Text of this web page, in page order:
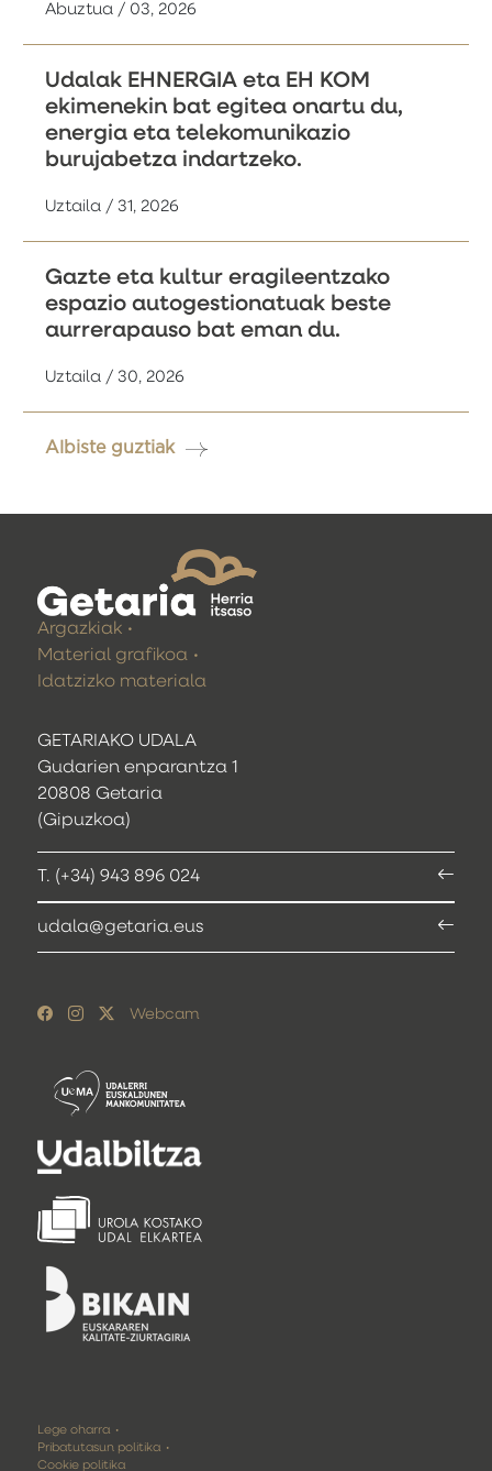
Abuztua / 03, 2026
Udalak EHNERGIA eta EH KOM
ekimenekin bat egitea onartu du,
energia eta telekomunikazio
burujabetza indartzeko.
Uztaila / 31, 2026
Gazte eta kultur eragileentzako
espazio autogestionatuak beste
aurrerapauso bat eman du.
Uztaila / 30, 2026
Albiste guztiak
GETARIAKO UDALA
Gudarien enparantza 1
20808 Getaria
(Gipuzkoa)
T. (+34) 943 896 024
udala@getaria.eus
Argazkiak
Material grafikoa
Idatzizko materiala
Webcam
Lege oharra
Pribatutasun politika
Cookie politika